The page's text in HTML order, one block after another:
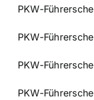
PKW-
PKW-
PKW-
PKW-